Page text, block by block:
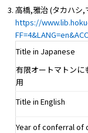
高橋,雅治 (タカハシ,
https://
Title in Japanese
有限オートマトンに
用
Title in English
Year of conferral of